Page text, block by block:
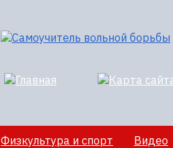
Физкультура и спорт Видео